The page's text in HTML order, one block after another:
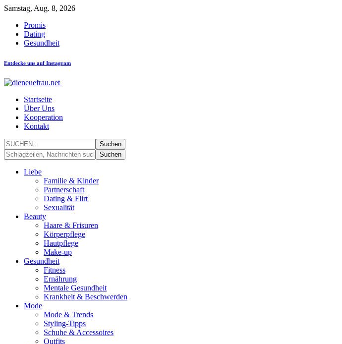
Samstag, Aug. 8, 2026
Promis
Dating
Gesundheit
Entdecke uns auf Instagram
Startseite
Über Uns
Kooperation
Kontakt
Liebe
Familie & Kinder
Partnerschaft
Dating & Flirt
Sexualität
Beauty
Haare & Frisuren
Körperpflege
Hautpflege
Make-up
Gesundheit
Fitness
Ernährung
Mentale Gesundheit
Krankheit & Beschwerden
Mode
Mode & Trends
Styling-Tipps
Schuhe & Accessoires
Outfits